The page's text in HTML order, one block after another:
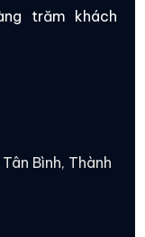
trăm khách
Bình, Thành